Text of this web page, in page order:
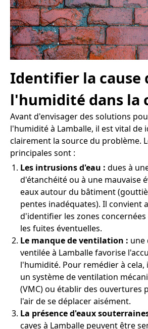
Identifier la cause
l'humidité dans la
Avant d'envisager des solutions
l'humidité à Lamballe, il est vital de
clairement la source du problème.
principales sont :
Les intrusions d'eau : dues à
d'étanchéité ou à une mauvaise
eaux autour du bâtiment
pentes inadéquates). Il convient
d'identifier les zones
les fuites éventuelles.
Le manque de ventilation : une
ventilée à Lamballe favorise
l'humidité. Pour remédier à
un système de ventilation
(VMC) ou établir des ouvertures
l'air de se déplacer aisément.
La présence d'eaux
caves à Lamballe peuvent être